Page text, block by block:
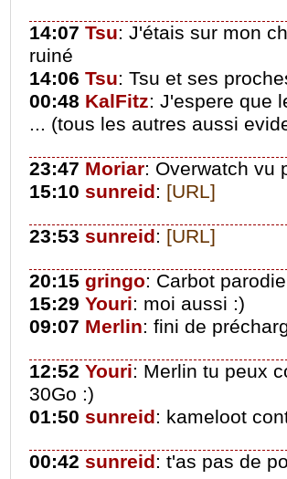
14:07 Tsu: J'étais sur mon
ruiné
14:06 Tsu: Tsu et ses
00:48 KalFitz: J'espere que
... (tous les autres aussi
23:47 Moriar: Overwatch vu
15:10 sunreid: [URL]
23:53 sunreid: [URL]
20:15 gringo: Carbot
15:29 Youri: moi aussi :)
09:07 Merlin: fini de
12:52 Youri: Merlin tu peux
30Go :)
01:50 sunreid: kameloot
00:42 sunreid: t'as pas de